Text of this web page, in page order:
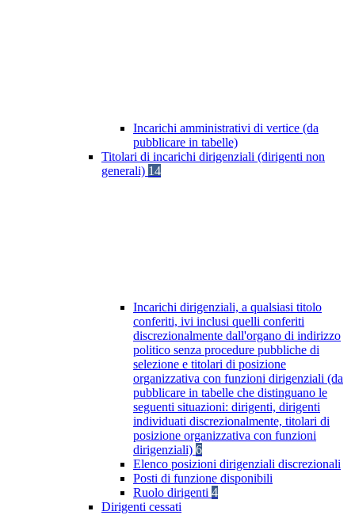
Incarichi amministrativi di vertice (da
pubblicare in tabelle)
Titolari di incarichi dirigenziali (dirigenti non
generali) 14
Incarichi dirigenziali, a qualsiasi titolo
conferiti, ivi inclusi quelli conferiti
discrezionalmente dall'organo di indirizzo
politico senza procedure pubbliche di
selezione e titolari di posizione
organizzativa con funzioni dirigenziali (da
pubblicare in tabelle che distinguano le
seguenti situazioni: dirigenti, dirigenti
individuati discrezionalmente, titolari di
posizione organizzativa con funzioni
dirigenziali) 6
Elenco posizioni dirigenziali discrezionali
Posti di funzione disponibili
Ruolo dirigenti 4
Dirigenti cessati